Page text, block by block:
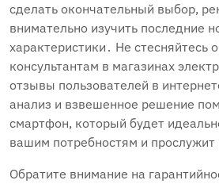
сделать окончательный выбор,
внимательно изучить последние
характеристики․ Не стесняйтесь
консультантам в магазинах
отзывы пользователей в
анализ и взвешенное решение
смартфон, который будет
вашим потребностям и прослужит
Обратите внимание на